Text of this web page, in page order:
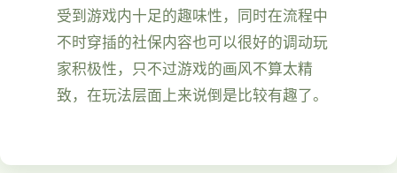
受到游戏内十足的趣味性，同时在流程中
不时穿插的社保内容也可以很好的调动玩
家积极性，只不过游戏的画风不算太精
致，在玩法层面上来说倒是比较有趣了。